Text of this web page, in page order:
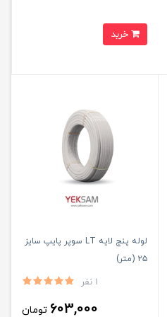
لوله پنج لایه LT سوپر پایپ سایز
۲۵ (متر)
1 نفر
603,000 تومان